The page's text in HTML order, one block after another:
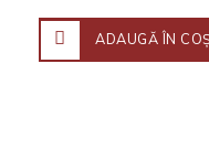
ADAUGĂ ÎN